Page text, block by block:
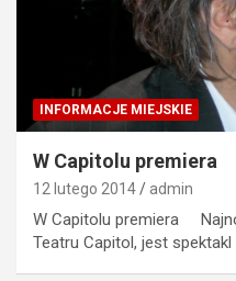
INFORMACJE MIEJSKIE
W Capitolu premiera
12 lutego 2014 admin
W Capitolu premiera
Teatru Capitol, jest